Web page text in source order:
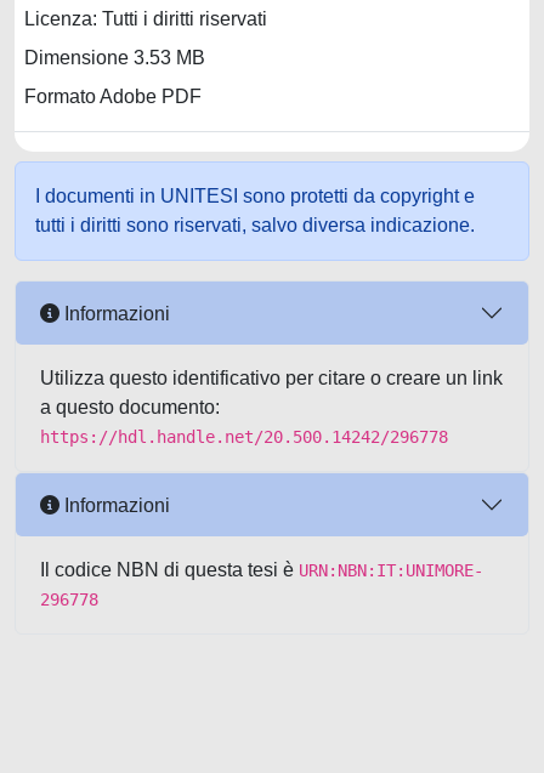
Licenza: Tutti i diritti riservati
Dimensione 3.53 MB
Formato Adobe PDF
I documenti in UNITESI sono protetti da copyright e
tutti i diritti sono riservati, salvo diversa indicazione.
Informazioni
Utilizza questo identificativo per citare o creare un link
a questo documento:
https://hdl.handle.net/20.500.14242/296778
Informazioni
Il codice NBN di questa tesi è URN:NBN:IT:UNIMORE-
296778